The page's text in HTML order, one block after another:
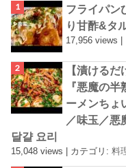
フライパン
り甘酢&タ
17,956 views
【漬ける
『悪魔の
ーメンちょ
／味玉／
달걀 요리
15,048 views | カテゴリ:料